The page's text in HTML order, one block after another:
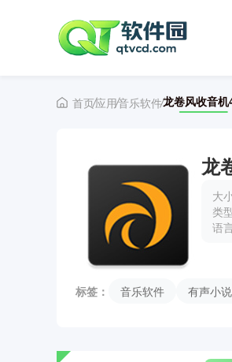
首页应用音乐软件龙卷风收音机
龙
大
类
语
标签： 音乐软件 有声小